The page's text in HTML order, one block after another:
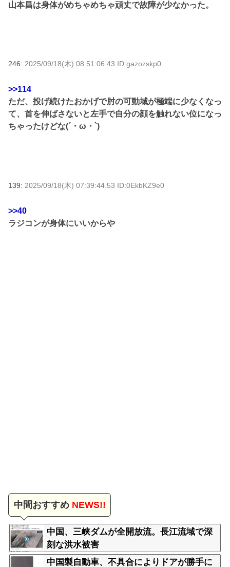
山本昌は身体がめちゃめちゃ頑丈で故障が少なかった。
246: 2025/09/18(木) 08:51:06.43 ID:gazozskp0
>>114
ただ、投げ続けたおかげで肘の可動域が極端に少なくなっ
て、首を伸ばさないと左手で自分の顔を触れない位になっ
ちゃったけどな(´・ω・`)
139: 2025/09/18(木) 07:39:44.53 ID:0EkbKZ9e0
>>40
ラジコンが身体にいいからや
中間おすすめNEWS!!
中国、三峡ダムが全開放流。長江流域で深
刻な洪水被害
中国製自動車、不具合によりドアが勝手に